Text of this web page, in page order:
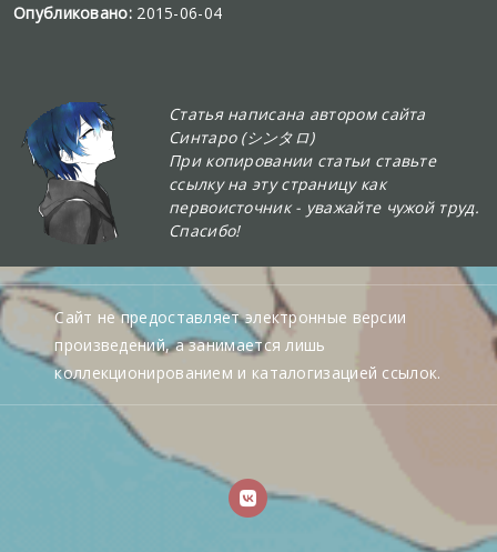
Опубликовано:2015-06-04
Статья написана автором сайта
Синтаро (シンタロ)
При копировании статьи ставьте
ссылку на эту страницу как
первоисточник - уважайте чужой труд.
Спасибо!
Сайт не предоставляет электронные версии
произведений, а занимается лишь
коллекционированием и каталогизацией ссылок.